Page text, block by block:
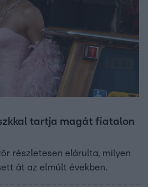
tartja magát fiatalon
részletesen elárulta, milyen
át az elmúlt években.